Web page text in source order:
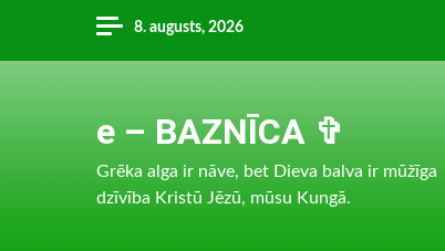
content
8. augusts, 2026
e – BAZNĪCA ✞
Grēka alga ir nāve, bet Dieva balva ir mūžīga
dzīvība Kristū Jēzū, mūsu Kungā.